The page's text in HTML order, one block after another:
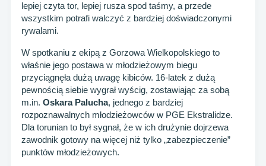
lepiej czyta tor, lepiej rusza spod taśmy, a przede
wszystkim potrafi walczyć z bardziej doświadczonymi
rywalami.
W spotkaniu z ekipą z Gorzowa Wielkopolskiego to
właśnie jego postawa w młodzieżowym biegu
przyciągnęła dużą uwagę kibiców. 16-latek z dużą
pewnością siebie wygrał wyścig, zostawiając za sobą
m.in. Oskara Palucha, jednego z bardziej
rozpoznawalnych młodzieżowców w PGE Ekstralidze.
Dla torunian to był sygnał, że w ich drużynie dojrzewa
zawodnik gotowy na więcej niż tylko „zabezpieczenie”
punktów młodzieżowych.